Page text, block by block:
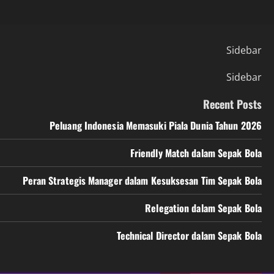
Sidebar
Sidebar
Recent Posts
Peluang Indonesia Memasuki Piala Dunia Tahun 2026
Friendly Match dalam Sepak Bola
Peran Strategis Manager dalam Kesuksesan Tim Sepak Bola
Relegation dalam Sepak Bola
Technical Director dalam Sepak Bola